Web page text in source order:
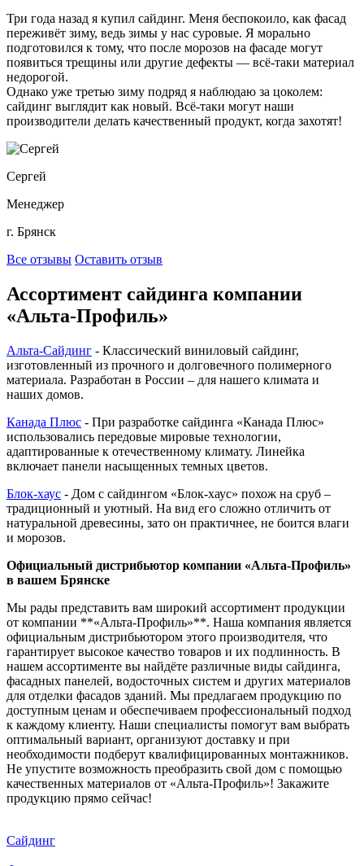
Три года назад я купил сайдинг. Меня беспокоило, как фасад
переживёт зиму, ведь зимы у нас суровые. Я морально
подготовился к тому, что после морозов на фасаде могут
появиться трещины или другие дефекты — всё-таки материал
недорогой.
Однако уже третью зиму подряд я наблюдаю за цоколем:
сайдинг выглядит как новый. Всё-таки могут наши
производители делать качественный продукт, когда захотят!
Сергей
Менеджер
г. Брянск
Все отзывы Оставить отзыв
Ассортимент сайдинга компании
«Альта-Профиль»
Альта-Сайдинг - Классический виниловый сайдинг,
изготовленный из прочного и долговечного полимерного
материала. Разработан в России – для нашего климата и
наших домов.
Канада Плюс - При разработке сайдинга «Канада Плюс»
использовались передовые мировые технологии,
адаптированные к отечественному климату. Линейка
включает панели насыщенных темных цветов.
Блок-хаус - Дом с сайдингом «Блок-хаус» похож на сруб –
традиционный и уютный. На вид его сложно отличить от
натуральной древесины, зато он практичнее, не боится влаги
и морозов.
Официальный дистрибьютор компании «Альта-Профиль»
в вашем Брянске
Мы рады представить вам широкий ассортимент продукции
от компании **«Альта-Профиль»**. Наша компания является
официальным дистрибьютором этого производителя, что
гарантирует высокое качество товаров и их подлинность. В
нашем ассортименте вы найдёте различные виды сайдинга,
фасадных панелей, водосточных систем и других материалов
для отделки фасадов зданий. Мы предлагаем продукцию по
доступным ценам и обеспечиваем профессиональный подход
к каждому клиенту. Наши специалисты помогут вам выбрать
оптимальный вариант, организуют доставку и при
необходимости подберут квалифицированных монтажников.
Не упустите возможность преобразить свой дом с помощью
качественных материалов от «Альта-Профиль»! Закажите
продукцию прямо сейчас!
Сайдинг